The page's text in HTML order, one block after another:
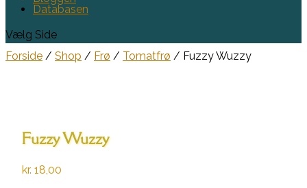
Databasen
Vælg Side
Forside / Shop / Frø / Tomatfrø / Fuzzy Wuzzy
Fuzzy Wuzzy
kr. 18,00